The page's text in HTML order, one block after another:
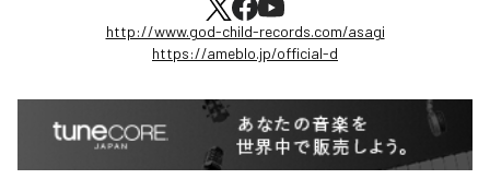
http://www.god-child-records.com/asagi
https://ameblo.jp/official-d